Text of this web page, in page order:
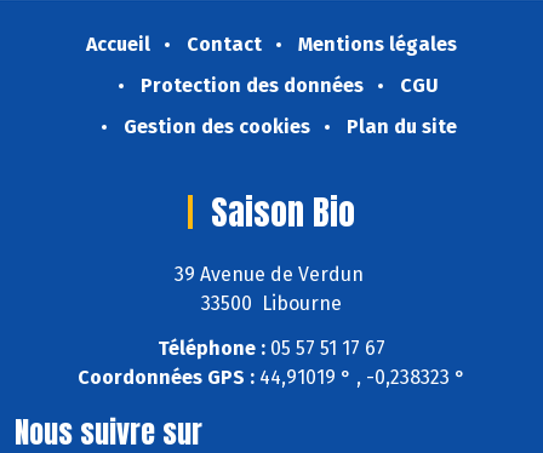
Accueil Contact
Mentions légales
Protection des données
CGU
Gestion des cookies
Plan du site
Saison Bio
39 Avenue de Verdun
33500 Libourne
Téléphone : 05 57 51 17 67
Coordonnées GPS : 44,91019 ° , -0,238323 °
Nous suivre sur